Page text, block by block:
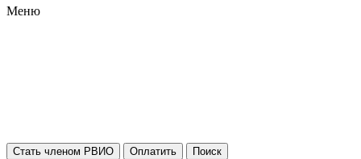
Меню
Стать членом РВИО Оплатить Поиск